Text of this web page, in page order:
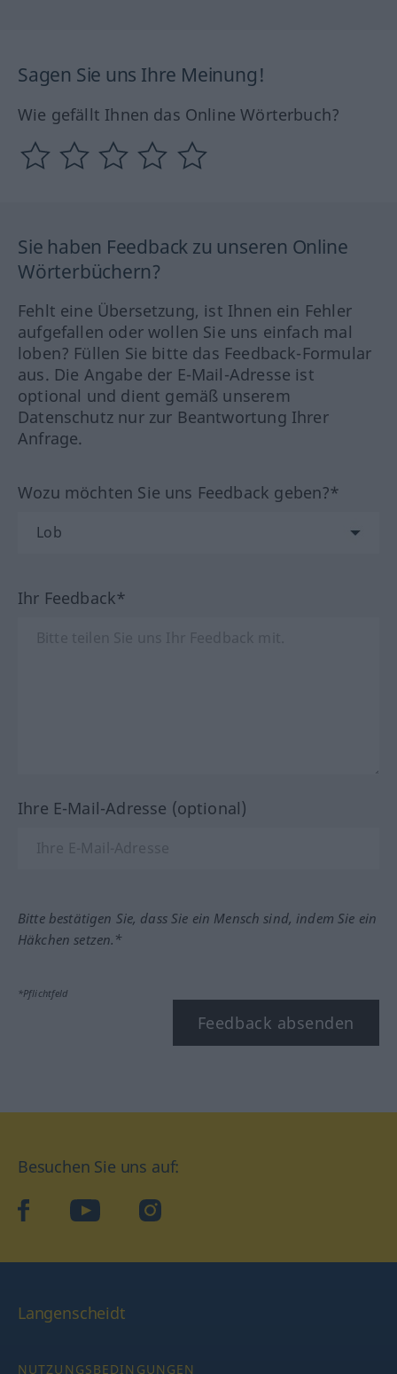
Sagen Sie uns Ihre Meinung!
Wie gefällt Ihnen das Online Wörterbuch?
Sie haben Feedback zu unseren Online
Wörterbüchern?
Fehlt eine Übersetzung, ist Ihnen ein Fehler
aufgefallen oder wollen Sie uns einfach mal
loben? Füllen Sie bitte das Feedback-Formular
aus. Die Angabe der E-Mail-Adresse ist
optional und dient gemäß unserem
Datenschutz nur zur Beantwortung Ihrer
Anfrage.
Wozu möchten Sie uns Feedback geben?*
Ihr Feedback*
Ihre E-Mail-Adresse (optional)
Bitte bestätigen Sie, dass Sie ein Mensch sind, indem Sie ein
Häkchen setzen.*
*Pflichtfeld
Feedback absenden
Besuchen Sie uns auf:
facebookYouTube Instagram
Langenscheidt
NUTZUNGSBEDINGUNGEN